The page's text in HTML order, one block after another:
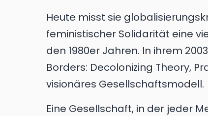
Heute misst sie
feministischer Solidarität eine
den 1980er Jahren. In ihrem
Borders: Decolonizing Theory,
visionäres Gesellschaftsmodell.
Eine Gesellschaft, in der jeder